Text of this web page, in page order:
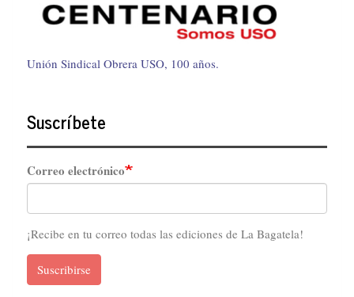
Unión Sindical Obrera USO, 100 años.
Suscríbete
Correo electrónico
¡Recibe en tu correo todas las ediciones de La Bagatela!
Suscribirse